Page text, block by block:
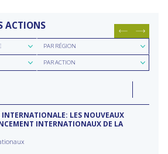
ACTIONS
Rechercher
par
région
PAR RÉGION
Rechercher
parPAR ACTION
INTERNATIONALE: LES NOUVEAUX
INTERNATIONAUX DE LA